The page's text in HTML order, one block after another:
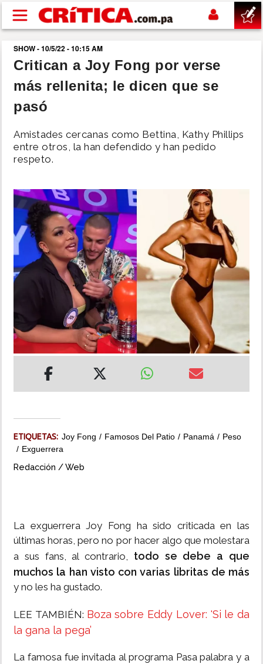
Pasar al contenido principal
buscar
SUCESOS
POLÍTICA
DEPORTES
MUNDO
INSÓLITAS
IMPRESO
SHOW - 10/5/22 - 10:15 AM
Critican a Joy Fong por verse
más rellenita; le dicen que se
pasó
Amistades cercanas como Bettina, Kathy Phillips
entre otros, la han defendido y han pedido
respeto.
ETIQUETAS: Joy Fong Famosos Del Patio Panamá
Peso
Exguerrera
Redacción / Web
La exguerrera Joy Fong ha sido criticada en las
últimas horas, pero no por hacer algo que molestara
a sus fans, al contrario, todo se debe a que
muchos la han visto con varias libritas de más
y no les ha gustado.
LEE TAMBIÉN: Boza sobre Eddy Lover: 'Si le da
la gana la pega’
La famosa fue invitada al programa Pasa palabra y a